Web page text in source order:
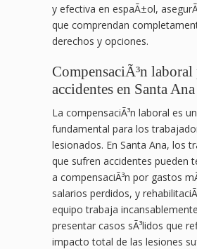
y efectiva en espaÃ±ol,
que comprendan
derechos y opciones.
CompensaciÃ³n
accidentes en Santa Ana
La compensaciÃ³n laboral es
fundamental para los
lesionados. En Santa Ana, los
que sufren accidentes pueden
a compensaciÃ³n por gastos
salarios perdidos, y
equipo trabaja
presentar casos sÃ³lidos que
impacto total de las lesiones